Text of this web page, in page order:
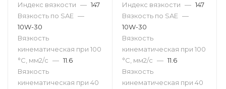
Индекс вязкости — 147
Вязкость по SAE —
10W-30
Вязкость
кинематическая при 100
°С, мм2/с — 11.6
Вязкость
кинематическая при 40
Индекс вязкости — 147
Вязкость по SAE —
10W-30
Вязкость
кинематическая при 100
°С, мм2/с — 11.6
Вязкость
кинематическая при 40